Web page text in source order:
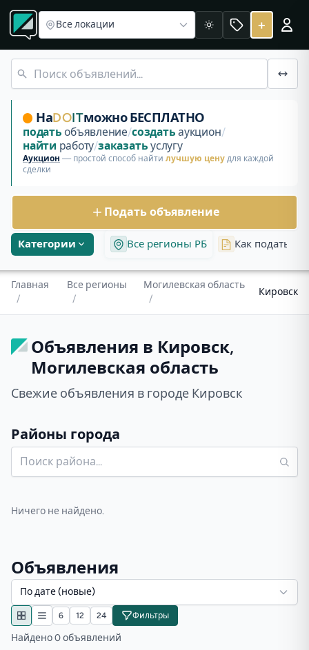
Объявления Кировск
Бесплатные объявления и аукционы в Кировске,
Все локации Светлая +
Категории Все регионы РБ Как подать
НаDOITможно БЕСПЛАТНО
подать объявление/создать аукцион/
найти работу/заказать услугу
Аукцион — простой способ найти лучшую цену для каждой
сделки
Подать объявление
Главная
/
Все регионы
/
Могилевская область
/
Кировск
Объявления в Кировск,
Могилевская область
Свежие объявления в городе Кировск
Районы города
Ничего не найдено.
Объявления
По дате (новые)
6 12 24 Фильтры
Найдено 0 объявлений